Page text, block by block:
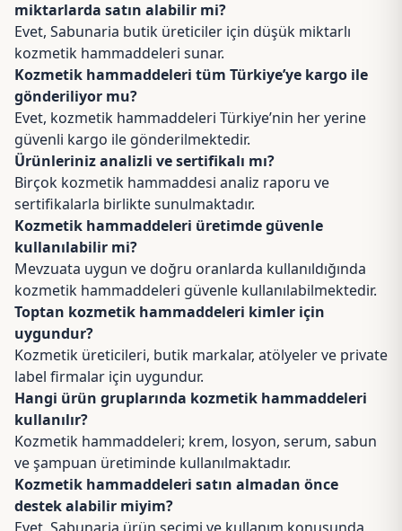
miktarlarda satın alabilir mi?
Evet, Sabunaria butik üreticiler için düşük miktarlı
kozmetik hammaddeleri sunar.
Kozmetik hammaddeleri tüm Türkiye’ye kargo ile
gönderiliyor mu?
Evet, kozmetik hammaddeleri Türkiye’nin her yerine
güvenli kargo ile gönderilmektedir.
Ürünleriniz analizli ve sertifikalı mı?
Birçok kozmetik hammaddesi analiz raporu ve
sertifikalarla birlikte sunulmaktadır.
Kozmetik hammaddeleri üretimde güvenle
kullanılabilir mi?
Mevzuata uygun ve doğru oranlarda kullanıldığında
kozmetik hammaddeleri güvenle kullanılabilmektedir.
Toptan kozmetik hammaddeleri kimler için
uygundur?
Kozmetik üreticileri, butik markalar, atölyeler ve private
label firmalar için uygundur.
Hangi ürün gruplarında kozmetik hammaddeleri
kullanılır?
Kozmetik hammaddeleri; krem, losyon, serum, sabun
ve şampuan üretiminde kullanılmaktadır.
Kozmetik hammaddeleri satın almadan önce
destek alabilir miyim?